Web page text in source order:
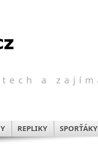
a
REPLIKY SPORŤÁKY